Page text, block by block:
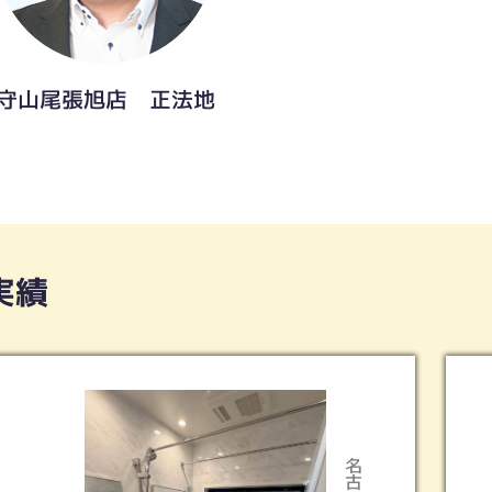
山尾張旭店 正法地
績